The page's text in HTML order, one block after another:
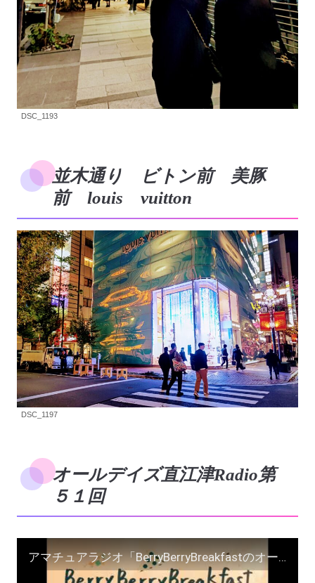
DSC_1193
並木通り ビトン前 美豚
前 louis vuitton
DSC_1197
オールデイズ直江津Radio第
５１回
アマチュアラジオ「BerryBerryBreakfastのオールデイズ直江津Radio〜第５１回」ヨーグルト田中とDJシューカイラジオドラマ